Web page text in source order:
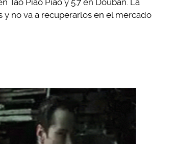
Tao Piao Piao y 5.7 en Douban. La
no va a recuperarlos en el mercado